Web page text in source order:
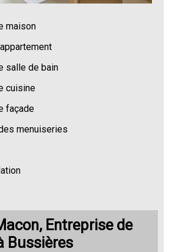
maison
salle de bain
cuisine
façade
menuiseries
Entreprise de
Bussières